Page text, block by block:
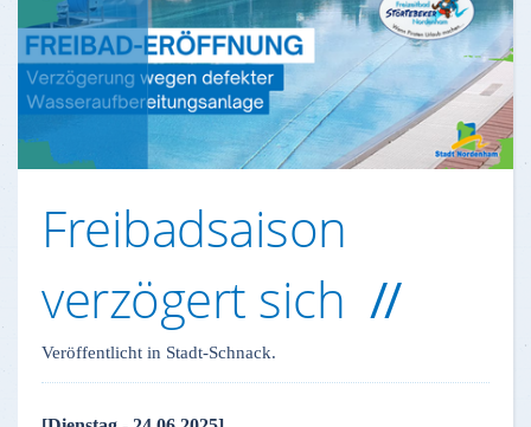
Freibadsaison
verzögert sich
Veröffentlicht in Stadt-Schnack.